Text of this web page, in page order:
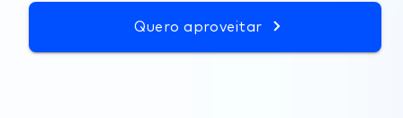
Quero aproveitar